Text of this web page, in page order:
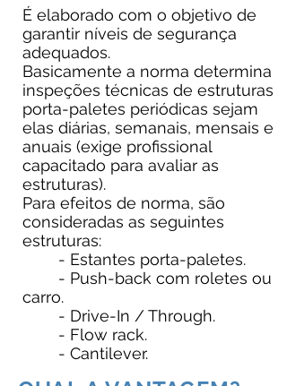
É elaborado com o objetivo de
garantir níveis de segurança
adequados.
Basicamente a norma determina
inspeções técnicas de estruturas
porta-paletes periódicas sejam
elas diárias, semanais, mensais e
anuais (exige profissional
capacitado para avaliar as
estruturas).
Para efeitos de norma, são
consideradas as seguintes
estruturas:
- Estantes porta-paletes.
- Push-back com roletes ou
carro.
- Drive-In / Through.
- Flow rack.
- Cantilever.